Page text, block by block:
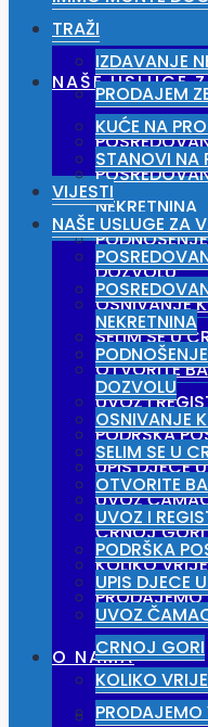
NAŠE USLUGE
NEKRETNINA
DOZVOLU
OSNIVANJE
SELIM SE U
OTVORITE
UVOZ I
PODRŠKA
UPIS DJECE
UVOZ
CRNOJ GORI
KOLIKO
PRODAJEMO
O NAMA
NAŠE
TRAŽI
IZDAVANJE
PRODAJEM
KUĆE NA
STANOVI NA
VIJESTI
NAŠE USLUGE ZA
NEKRETNINA
DOZVOLU
OSNIVANJE
SELIM SE U
OTVORITE
UVOZ I
PODRŠKA
UPIS DJECE
UVOZ
CRNOJ GORI
KOLIKO
PRODAJEMO